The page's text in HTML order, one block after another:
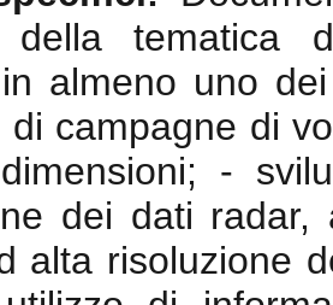
della
almeno uno
di campagne di
-
dei dati
alta risoluzione